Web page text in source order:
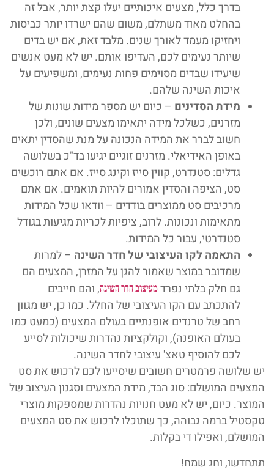
בדרך כלל, מצעים איכותיים יעלו קצת יותר, אבל זה
בהחלט מאוד משתלם, משום שהם ישרדו יותר כביסות
ויחזיקו מעמד לאורך שנים. מלבד זאת, אם יש בדים
שיותר נעימים לכם, העדיפו אותם. יש לא מעט אנשים
שיעידו שבדים מסוימים פחות נעימים, ומשפיעים על
איכות השינה שלהם.
מידת הסדינים – כיום יש מספר מידות שונות של
מזרנים, כשלכל מידה יתאימו מצעים שונים, ולכן
חשוב לברר את המידה הנכונה על מנת שהסדין יתאים
באופן האידיאלי. מזרנים זוגיים יגיעו בד"כ בשלושה
גדלים: סטנדרט, קווין סייז וקינג סייז. אם אתם רוכשים
סט, הציפה והסדין אמורים להיות תואמים. אם אתם
מרכיבים סט ממוצרים בודדים – וודאו שכל המידות
מתאימות ונכונות. לרוב, ציפיות לכריות מגיעות בגודל
סטנדרטי, עבור כל המידות.
התאמה לקו העיצובי של חדר השינה – למרות
שמדובר במוצר שאמור להגן על המזרן, המצעים הם
גם חלק בלתי נפרדמעיצוב חדר השינה, והם חייבים
להתכתב עם הקו העיצובי של החלל. כמו כן, יש מגוון
רחב של טרנדים אופנתיים בעולם המצעים (כמעט כמו
בעולם האופנה), וקולקציות נהדרות שיכולות לסייע
לכם להוסיף טאצ' עיצובי לחדר השינה.
יש שלושה פרמטרים חשובים שיסייעו לכם לרכוש את סט
המצעים המושלם: סוג הבד, מידת המצעים וסגנון העיצוב של
המוצר. כיום, יש לא מעט חנויות נהדרות שמספקות מוצרי
טקסטיל ברמה גבוהה, כך שתוכלו לרכוש את סט המצעים
המושלם, ואפילו די בקלות.
תתחדשו, וחג שמח!